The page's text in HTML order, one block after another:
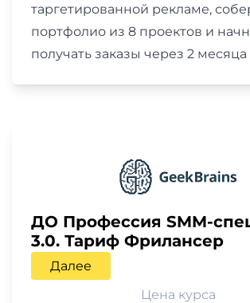
таргетированной рекламе,
портфолио из 8 проектов и
получать заказы через 2
ДО Профессия SMM-
3.0. Тариф Фрилансер
Далее
Цена курса